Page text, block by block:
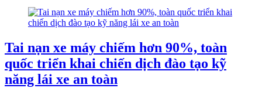
Tai nạn xe máy chiếm hơn 90%, toàn
quốc triển khai chiến dịch đào tạo kỹ
năng lái xe an toàn